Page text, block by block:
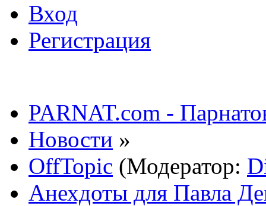
Вход
Регистрация
PARNAT.com -
Новости »
OffTopic (Модератор:
Анехдоты для Павла